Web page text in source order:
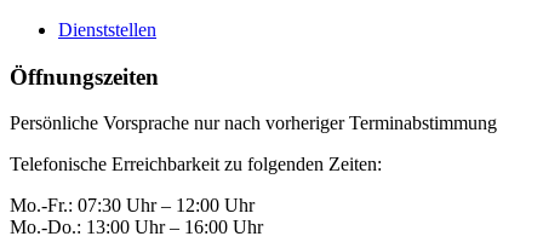
Dienststellen
Öffnungszeiten
Persönliche Vorsprache nur nach vorheriger Terminabstimmung
Telefonische Erreichbarkeit zu folgenden Zeiten:
Mo.-Fr.: 07:30 Uhr – 12:00 Uhr
Mo.-Do.: 13:00 Uhr – 16:00 Uhr